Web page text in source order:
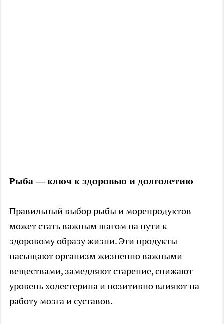
Рыба — ключ к здоровью и долголетию
Правильный выбор рыбы и морепродуктов
может стать важным шагом на пути к
здоровому образу жизни. Эти продукты
насыщают организм жизненно важными
веществами, замедляют старение, снижают
уровень холестерина и позитивно влияют на
работу мозга и суставов.